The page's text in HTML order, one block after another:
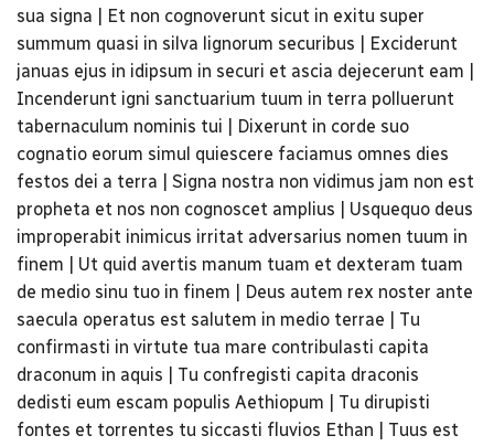
sua signa | Et non cognoverunt sicut in exitu super
summum quasi in silva lignorum securibus | Exciderunt
januas ejus in idipsum in securi et ascia dejecerunt eam |
Incenderunt igni sanctuarium tuum in terra polluerunt
tabernaculum nominis tui | Dixerunt in corde suo
cognatio eorum simul quiescere faciamus omnes dies
festos dei a terra | Signa nostra non vidimus jam non est
propheta et nos non cognoscet amplius | Usquequo deus
improperabit inimicus irritat adversarius nomen tuum in
finem | Ut quid avertis manum tuam et dexteram tuam
de medio sinu tuo in finem | Deus autem rex noster ante
saecula operatus est salutem in medio terrae | Tu
confirmasti in virtute tua mare contribulasti capita
draconum in aquis | Tu confregisti capita draconis
dedisti eum escam populis Aethiopum | Tu dirupisti
fontes et torrentes tu siccasti fluvios Ethan | Tuus est